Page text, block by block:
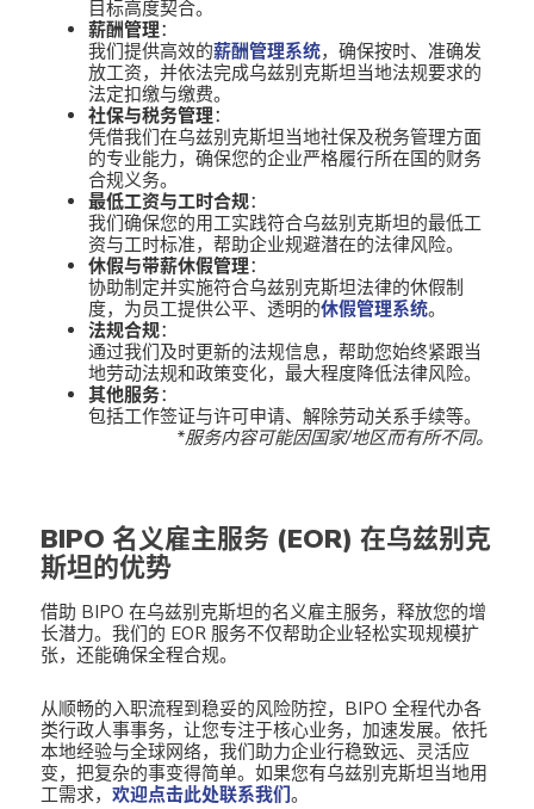
目标高度契合。
薪酬管理：
我们提供高效的薪酬管理系统，确保按时、准确发
放工资，并依法完成乌兹别克斯坦当地法规要求的
法定扣缴与缴费。
社保与税务管理：
凭借我们在乌兹别克斯坦当地社保及税务管理方面
的专业能力，确保您的企业严格履行所在国的财务
合规义务。
最低工资与工时合规：
我们确保您的用工实践符合乌兹别克斯坦的最低工
资与工时标准，帮助企业规避潜在的法律风险。
休假与带薪休假管理：
协助制定并实施符合乌兹别克斯坦法律的休假制
度，为员工提供公平、透明的休假管理系统。
法规合规：
通过我们及时更新的法规信息，帮助您始终紧跟当
地劳动法规和政策变化，最大程度降低法律风险。
其他服务：
包括工作签证与许可申请、解除劳动关系手续等。
*服务内容可能因国家/地区而有所不同。
BIPO 名义雇主服务 (EOR) 在乌兹别克
斯坦的优势
借助 BIPO 在乌兹别克斯坦的名义雇主服务，释放您的增
长潜力。我们的 EOR 服务不仅帮助企业轻松实现规模扩
张，还能确保全程合规。
从顺畅的入职流程到稳妥的风险防控，BIPO 全程代办各
类行政人事事务，让您专注于核心业务，加速发展。依托
本地经验与全球网络，我们助力企业行稳致远、灵活应
变，把复杂的事变得简单。如果您有乌兹别克斯坦当地用
工需求， 欢迎点击此处联系我们。